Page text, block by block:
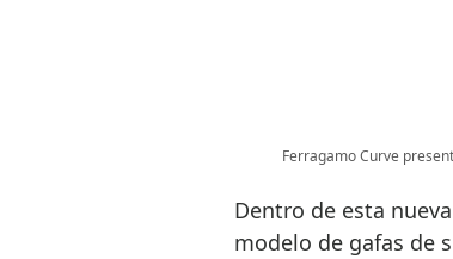
Ferragamo Curve
Dentro de esta
modelo de gafas de